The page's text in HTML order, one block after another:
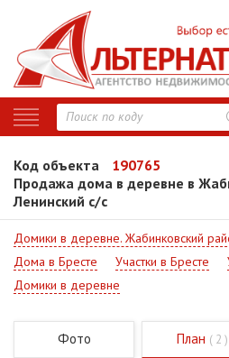
Код объекта
190765
Продажа дома в деревне в
Ленинский с/с
Домики в деревне. Жабинковский
Дома в Бресте
Участки в Бресте
Домики в деревне
Фото План ( 2 )